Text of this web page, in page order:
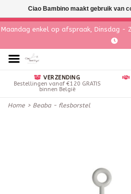
Maandag enkel op afspraak, Dinsdag -
VERZENDING
Bestellingen vanaf €120 GRATIS
binnen België
Home > Beaba - flesborstel
Ciao Bambino maakt gebruik van